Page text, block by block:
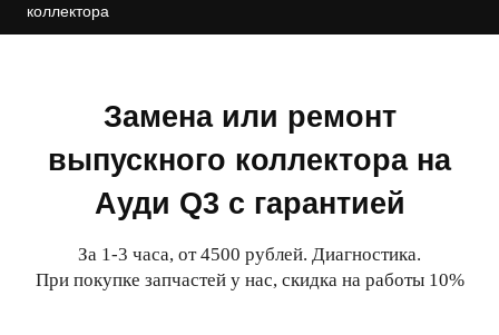
коллектора
Замена или ремонт
выпускного коллектора на
Ауди Q3 с гарантией
За 1-3 часа, от 4500 рублей. Диагностика.
При покупке запчастей у нас, скидка на работы 10%